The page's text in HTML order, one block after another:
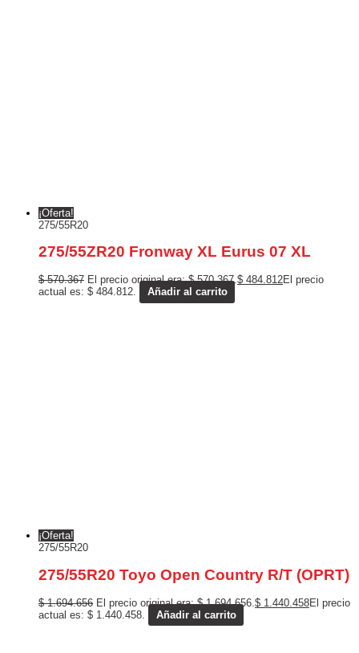
¡Oferta!
275/55R20
275/55ZR20 Fronway XL Eurus 07 XL
$570.367 El precio original era: $ 570.367.$ 484.812El precio
actual es: $ 484.812.
Añadir al carrito
¡Oferta!
275/55R20
275/55R20 Toyo Open Country R/T (OPRT)
$1.694.656 El precio original era: $ 1.694.656.$ 1.440.458El precio
actual es: $ 1.440.458.
Añadir al carrito